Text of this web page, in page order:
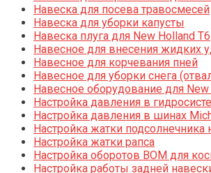
Навеска для посева травосмесей
Навеска для уборки капусты
Навеска плуга для New Holland T6
Навесное для внесения жидких
Навесное для корчевания пней
Навесное для уборки снега
Навесное оборудование для New
Настройка давления в
Настройка давления в шинах
Настройка жатки подсолнечника
Настройка жатки рапса
Настройка оборотов ВОМ для
Настройка работы задней